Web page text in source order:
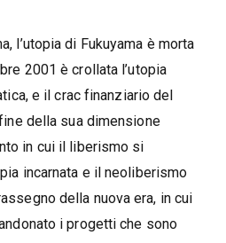
l’utopia di Fukuyama è morta
2001 è crollata l’utopia
e il crac finanziario del
della sua dimensione
in cui il liberismo si
incarnata e il neoliberismo
della nuova era, in cui
i progetti che sono